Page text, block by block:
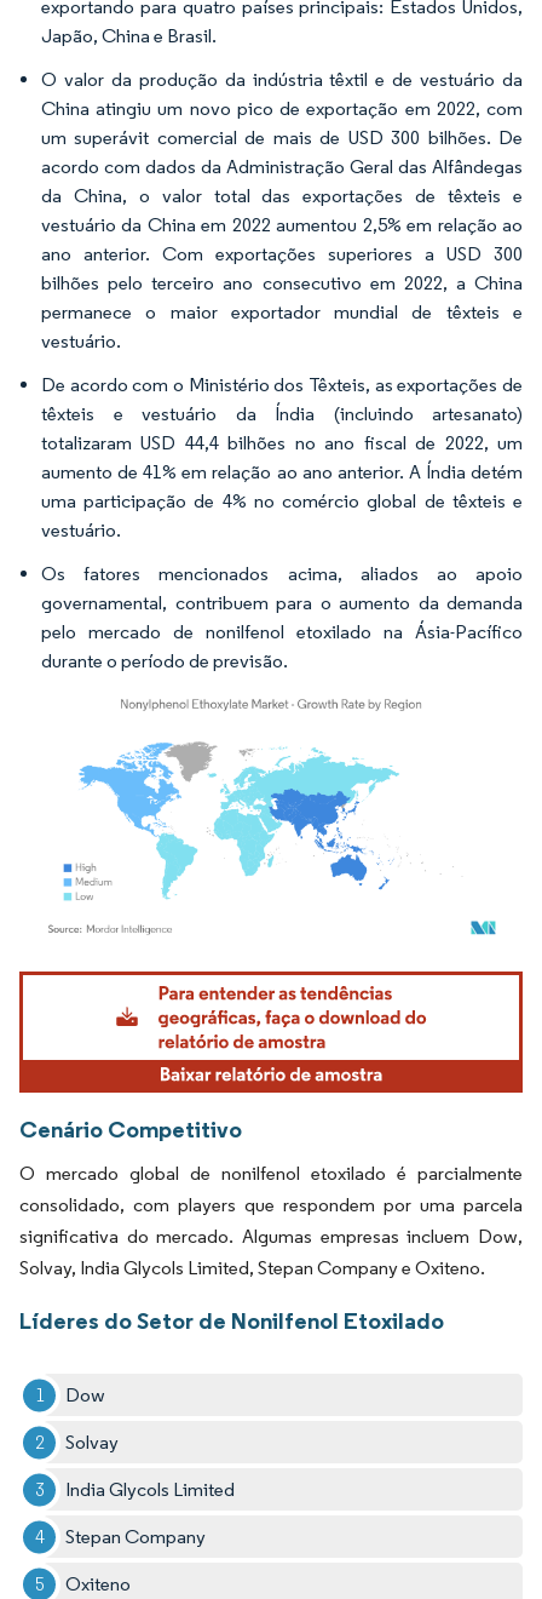
exportando para quatro países principais: Estados Unidos,
Japão, China e Brasil.
O valor da produção da indústria têxtil e de vestuário da
China atingiu um novo pico de exportação em 2022, com
um superávit comercial de mais de USD 300 bilhões. De
acordo com dados da Administração Geral das Alfândegas
da China, o valor total das exportações de têxteis e
vestuário da China em 2022 aumentou 2,5% em relação ao
ano anterior. Com exportações superiores a USD 300
bilhões pelo terceiro ano consecutivo em 2022, a China
permanece o maior exportador mundial de têxteis e
vestuário.
De acordo com o Ministério dos Têxteis, as exportações de
têxteis e vestuário da Índia (incluindo artesanato)
totalizaram USD 44,4 bilhões no ano fiscal de 2022, um
aumento de 41% em relação ao ano anterior. A Índia detém
uma participação de 4% no comércio global de têxteis e
vestuário.
Os fatores mencionados acima, aliados ao apoio
governamental, contribuem para o aumento da demanda
pelo mercado de nonilfenol etoxilado na Ásia-Pacífico
durante o período de previsão.
Imagem © Mordor Intelligence. O reuso requer atribuição conforme CC BY 4.0.
Cenário Competitivo
O mercado global de nonilfenol etoxilado é parcialmente
consolidado, com players que respondem por uma parcela
significativa do mercado. Algumas empresas incluem Dow,
Solvay, India Glycols Limited, Stepan Company e Oxiteno.
Líderes do Setor de Nonilfenol Etoxilado
Dow
Solvay
India Glycols Limited
Stepan Company
Oxiteno